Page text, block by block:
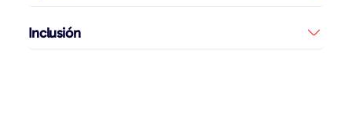
Inclusión